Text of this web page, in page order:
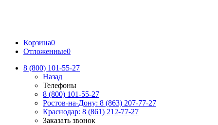
Корзина0
Отложенные0
8 (800) 101-55-27
Назад
Телефоны
8 (800) 101-55-27
Ростов-на-Дону: 8 (863) 207-77-27
Краснодар: 8 (861) 212-77-27
Заказать звонок